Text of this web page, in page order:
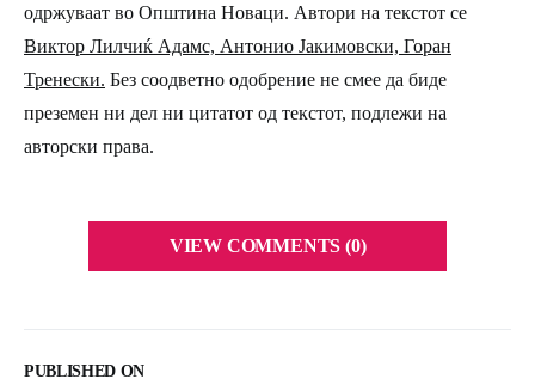
PUBLISHED ON
одржуваат во Општина Новаци. Автори на текстот се
Виктор Лилчиќ Адамс, Антонио Јакимовски, Горан
Тренески. Без соодветно одобрение не смее да биде
преземен ни дел ни цитатот од текстот, подлежи на
авторски права.
VIEW COMMENTS (0)